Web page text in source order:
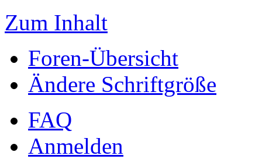
Zum Inhalt
Foren-Übersicht
Ändere Schriftgröße
FAQ
Anmelden